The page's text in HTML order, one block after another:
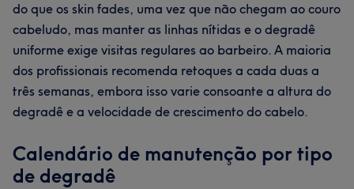
do que os skin fades, uma vez que não chegam ao couro
cabeludo, mas manter as linhas nítidas e o degradê
uniforme exige visitas regulares ao barbeiro. A maioria
dos profissionais recomenda retoques a cada duas a
três semanas, embora isso varie consoante a altura do
degradê e a velocidade de crescimento do cabelo.
Calendário de manutenção por tipo
de degradê